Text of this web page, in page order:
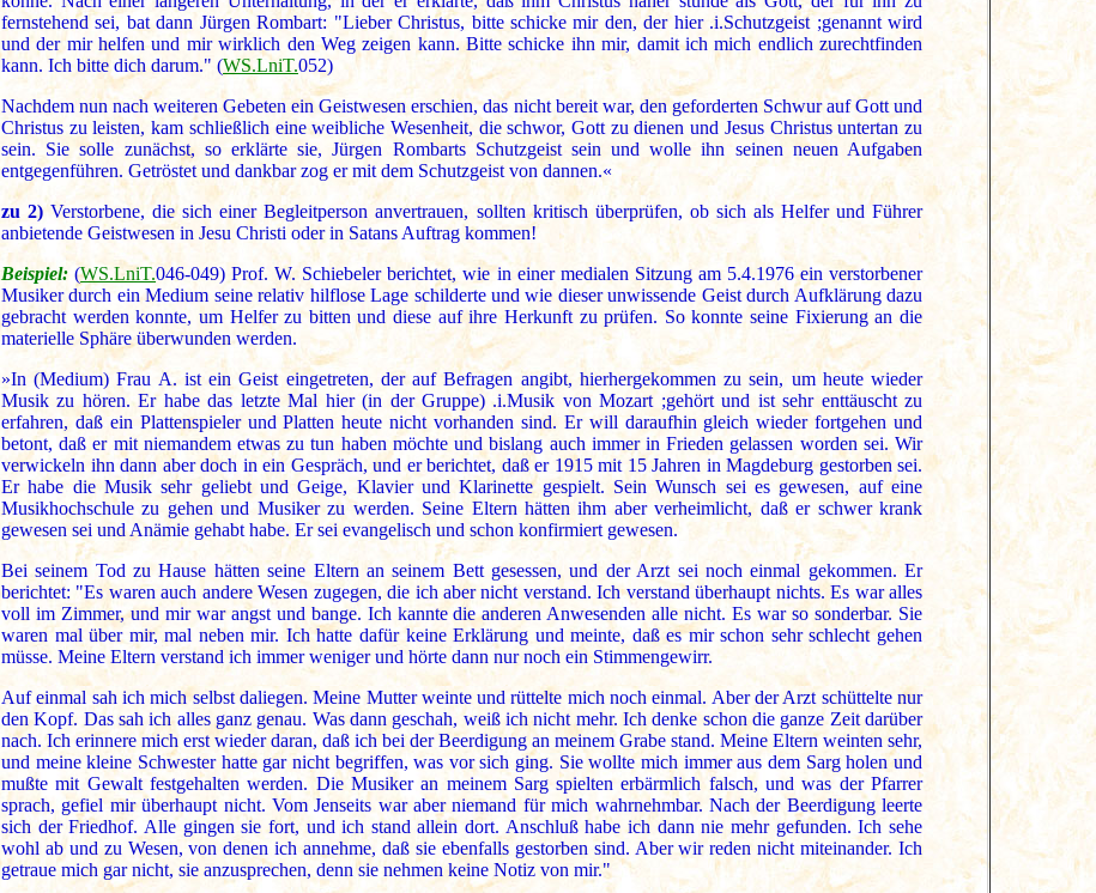
fernstehend sei, bat dann Jürgen Rombart: "Lieber Christus, bitte schicke mir den, der hier .i.Schutzgeist ;genannt wird
und der mir helfen und mir wirklich den Weg zeigen kann. Bitte schicke ihn mir, damit ich mich endlich zurechtfinden
kann. Ich bitte dich darum." (WS.LniT.052)
Nachdem nun nach weiteren Gebeten ein Geistwesen erschien, das nicht bereit war, den geforderten Schwur auf Gott und
Christus zu leisten, kam schließlich eine weibliche Wesenheit, die schwor, Gott zu dienen und Jesus Christus untertan zu
sein. Sie solle zunächst, so erklärte sie, Jürgen Rombarts Schutzgeist sein und wolle ihn seinen neuen Aufgaben
entgegenführen. Getröstet und dankbar zog er mit dem Schutzgeist von dannen.«
zu 2)Verstorbene, die sich einer Begleitperson anvertrauen, sollten kritisch überprüfen, ob sich als Helfer und Führer
anbietende Geistwesen in Jesu Christi oder in Satans Auftrag kommen!
Beispiel:(WS.LniT.046-049) Prof. W. Schiebeler berichtet, wie in einer medialen Sitzung am 5.4.1976 ein verstorbener
Musiker durch ein Medium seine relativ hilflose Lage schilderte und wie dieser unwissende Geist durch Aufklärung dazu
gebracht werden konnte, um Helfer zu bitten und diese auf ihre Herkunft zu prüfen. So konnte seine Fixierung an die
materielle Sphäre überwunden werden.
»In (Medium) Frau A. ist ein Geist eingetreten, der auf Befragen angibt, hierhergekommen zu sein, um heute wieder
Musik zu hören. Er habe das letzte Mal hier (in der Gruppe) .i.Musik von Mozart ;gehört und ist sehr enttäuscht zu
erfahren, daß ein Plattenspieler und Platten heute nicht vorhanden sind. Er will daraufhin gleich wieder fortgehen und
betont, daß er mit niemandem etwas zu tun haben möchte und bislang auch immer in Frieden gelassen worden sei. Wir
verwickeln ihn dann aber doch in ein Gespräch, und er berichtet, daß er 1915 mit 15 Jahren in Magdeburg gestorben sei.
Er habe die Musik sehr geliebt und Geige, Klavier und Klarinette gespielt. Sein Wunsch sei es gewesen, auf eine
Musikhochschule zu gehen und Musiker zu werden. Seine Eltern hätten ihm aber verheimlicht, daß er schwer krank
gewesen sei und Anämie gehabt habe. Er sei evangelisch und schon konfirmiert gewesen.
Bei seinem Tod zu Hause hätten seine Eltern an seinem Bett gesessen, und der Arzt sei noch einmal gekommen. Er
berichtet: "Es waren auch andere Wesen zugegen, die ich aber nicht verstand. Ich verstand überhaupt nichts. Es war alles
voll im Zimmer, und mir war angst und bange. Ich kannte die anderen Anwesenden alle nicht. Es war so sonderbar. Sie
waren mal über mir, mal neben mir. Ich hatte dafür keine Erklärung und meinte, daß es mir schon sehr schlecht gehen
müsse. Meine Eltern verstand ich immer weniger und hörte dann nur noch ein Stimmengewirr.
Auf einmal sah ich mich selbst daliegen. Meine Mutter weinte und rüttelte mich noch einmal. Aber der Arzt schüttelte nur
den Kopf. Das sah ich alles ganz genau. Was dann geschah, weiß ich nicht mehr. Ich denke schon die ganze Zeit darüber
nach. Ich erinnere mich erst wieder daran, daß ich bei der Beerdigung an meinem Grabe stand. Meine Eltern weinten sehr,
und meine kleine Schwester hatte gar nicht begriffen, was vor sich ging. Sie wollte mich immer aus dem Sarg holen und
mußte mit Gewalt festgehalten werden. Die Musiker an meinem Sarg spielten erbärmlich falsch, und was der Pfarrer
sprach, gefiel mir überhaupt nicht. Vom Jenseits war aber niemand für mich wahrnehmbar. Nach der Beerdigung leerte
sich der Friedhof. Alle gingen sie fort, und ich stand allein dort. Anschluß habe ich dann nie mehr gefunden. Ich sehe
wohl ab und zu Wesen, von denen ich annehme, daß sie ebenfalls gestorben sind. Aber wir reden nicht miteinander. Ich
getraue mich gar nicht, sie anzusprechen, denn sie nehmen keine Notiz von mir."